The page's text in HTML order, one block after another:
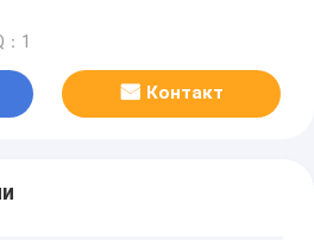
：1
Контакт